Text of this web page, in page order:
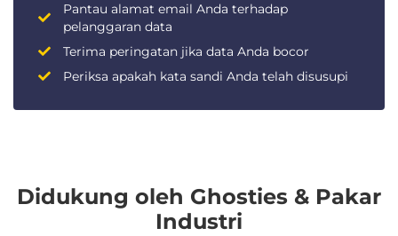
Pantau alamat email Anda terhadap
pelanggaran data
Terima peringatan jika data Anda bocor
Periksa apakah kata sandi Anda telah disusupi
Didukung oleh Ghosties & Pakar
Industri